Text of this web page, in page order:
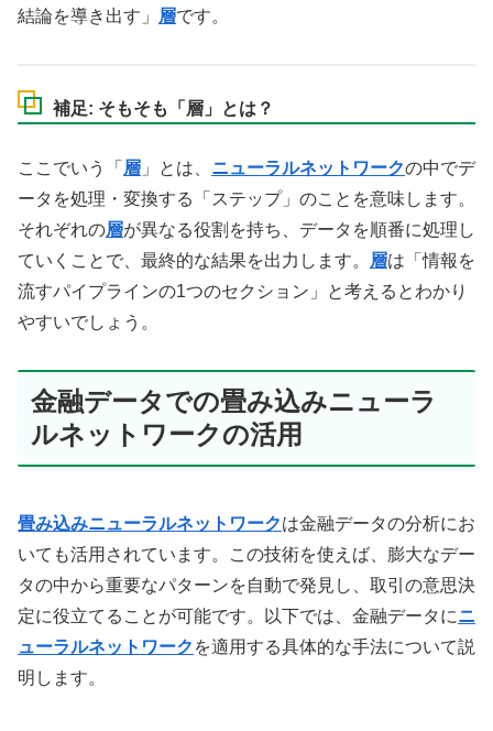
結論を導き出す」 層です。
補足: そもそも「層」とは？
ここでいう「 層 」とは、 ニューラルネットワークの中でデ
ータを処理・変換する「ステップ」のことを意味します。
それぞれの層が異なる役割を持ち、データを順番に処理し
ていくことで、最終的な結果を出力します。
層は「情報を
流すパイプラインの1つのセクション」と考えるとわかり
やすいでしょう。
金融データでの畳み込みニューラ
ルネットワークの活用
畳み込みニューラルネットワークは金融データの分析にお
いても活用されています。この技術を使えば、膨大なデー
タの中から重要なパターンを自動で発見し、取引の意思決
定に役立てることが可能です。以下では、金融データにニ
ューラルネットワーク を適用する具体的な手法について説
明します。